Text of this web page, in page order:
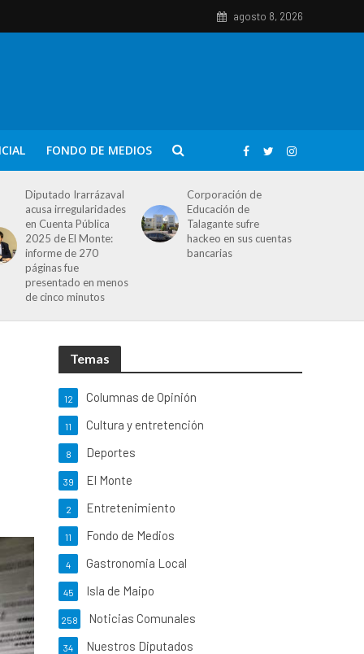
agosto 8, 2026
FONDO DE MEDIOS
Diputado Irarrázaval
acusa irregularidades
en Cuenta Pública
2025 de El Monte:
informe de 270
páginas fue
presentado en menos
de cinco minutos
Corporación de
Educación de
Talagante sufre
hackeo en sus cuentas
bancarias
Temas
Columnas de Opinión
12
Cultura y entretención
11
Deportes
8
El Monte
39
Entretenimiento
2
Fondo de Medios
11
Gastronomia Local
4
Isla de Maipo
45
Noticias Comunales
258
Nuestros Diputados
34